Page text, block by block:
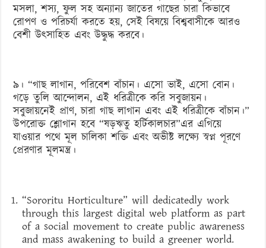
মসলা, শস্য, ফুল সহ অন্যান্য জাতের গাছের চারা কিভাবে
রোপণ ও পরিচর্যা করতে হয়, সেই বিষয়ে বিশ্ববাসীকে আরও
বেশী উৎসাহিত এবং উদ্ধুদ্ধ করবে।
৯। “গাছ লাগান, পরিবেশ বাঁচান। এসো ভাই, এসো বোন।
গড়ে তুলি আন্দোলন, এই ধরিত্রীকে করি সবুজায়ন।
সবুজায়নেই প্রাণ, চারা গাছ লাগান এবং এই ধরিত্রীকে বাঁচান।”
উপরোক্ত শ্লোগান হবে “ষড়ঋতু হর্টিকালচার”এর এগিয়ে
যাওয়ার পথে মূল চালিকা শক্তি এবং অভীষ্ট লক্ষ্যে স্বপ্ন পূরণে
প্রেরণার মূলমন্ত্র।
“Sororitu Horticulture” will dedicatedly work
through this largest digital web platform as part
of a social movement to create public awareness
and mass awakening to build a greener world.